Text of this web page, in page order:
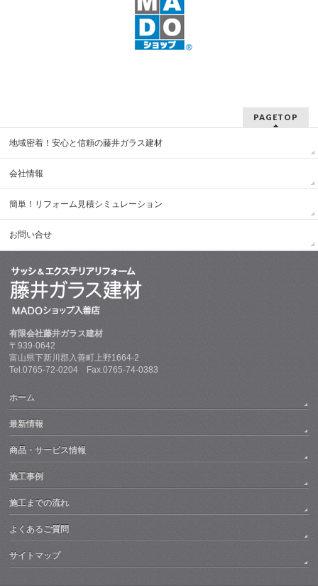
PAGETOP
地域密着！安心と信頼の藤井ガラス建材
会社情報
簡単！リフォーム見積シミュレーション
お問い合せ
有限会社藤井ガラス建材
〒939-0642
富山県下新川郡入善町上野1664-2
Tel.0765-72-0204 Fax.0765-74-0383
ホーム
最新情報
商品・サービス情報
施工事例
施工までの流れ
よくあるご質問
サイトマップ